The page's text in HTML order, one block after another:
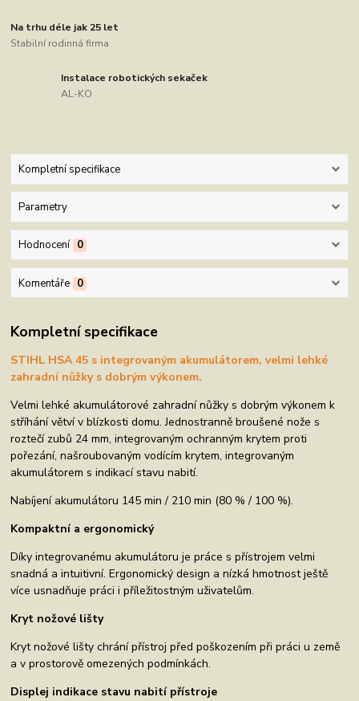
Na trhu déle jak 25 let
Stabilní rodinná firma
Instalace robotických sekaček
AL-KO
Kompletní specifikace
Parametry
Hodnocení 0
Komentáře 0
Kompletní specifikace
STIHL HSA 45 s integrovaným akumulátorem, velmi lehké
zahradní nůžky s dobrým výkonem.
Velmi lehké akumulátorové zahradní nůžky s dobrým výkonem k
stříhání větví v blízkosti domu. Jednostranně broušené nože s
roztečí zubů 24 mm, integrovaným ochranným krytem proti
pořezání, našroubovaným vodícím krytem, integrovaným
akumulátorem s indikací stavu nabití.
Nabíjení akumulátoru 145 min / 210 min (80 % / 100 %).
Kompaktní a ergonomický
Díky integrovanému akumulátoru je práce s přístrojem velmi
snadná a intuitivní. Ergonomický design a nízká hmotnost ještě
více usnadňuje práci i příležitostným uživatelům.
Kryt nožové lišty
Kryt nožové lišty chrání přístroj před poškozením při práci u země
a v prostorově omezených podmínkách.
Displej indikace stavu nabití přístroje